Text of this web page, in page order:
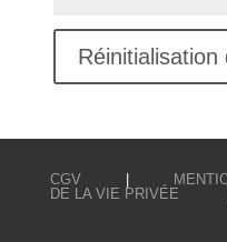
CGV
DE LA VIE PRIVÉE